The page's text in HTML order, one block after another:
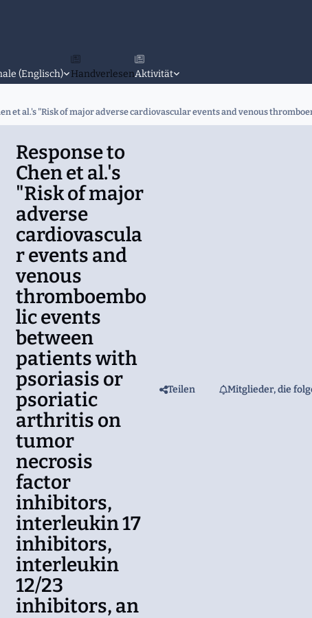
(Englisch) HandverlesenAktivität
et al.'s "Risk of major adverse cardiovascular events and venous
Response to
Chen et al.'s
"Risk of major
adverse
cardiovascula
r events and
venous
thromboembo
lic events
between
patients with
psoriasis or
psoriatic
arthritis on
tumor
necrosis
factor
inhibitors,
interleukin 17
inhibitors,
interleukin
12/23
inhibitors, an
Teilen Mitglieder, die